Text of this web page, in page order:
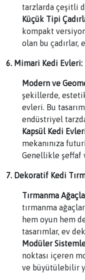
tarzlarda çeşitli
Küçük Tipi
kompakt
olan bu çadırlar,
6. Mimari Kedi Evleri:
Modern ve
şekillerde,
evleri. Bu
endüstriyel
Kapsül Kedi
mekanınıza
Genellikle şeffaf
7. Dekoratif Kedi
Tırmanma
tırmanma
hem oyun hem
tasarımlar, ev
Modüler
noktası içeren
ve büyütülebilir